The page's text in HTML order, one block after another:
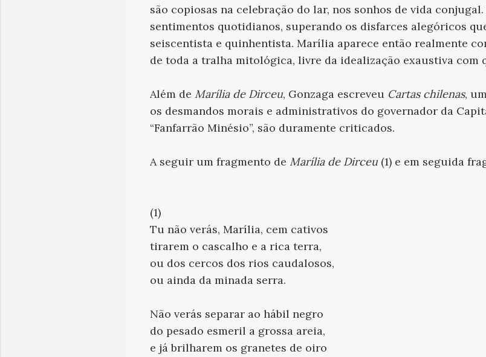
são copiosas na celebração do lar, nos sonhos de vida
sentimentos quotidianos, superando os disfarces alegóricos
seiscentista e quinhentista. Marília aparece então realmente
de toda a tralha mitológica, livre da idealização exaustiva com
Além de Marília de Dirceu, Gonzaga escreveu Cartas chilenas,
os desmandos morais e administrativos do governador da
“Fanfarrão Minésio”, são duramente criticados.
A seguir um fragmento de Marília de Dirceu(1) e em seguida
(1)
Tu não verás, Marília, cem cativos
tirarem o cascalho e a rica terra,
ou dos cercos dos rios caudalosos,
ou ainda da minada serra.
Não verás separar ao hábil negro
do pesado esmeril a grossa areia,
e já brilharem os granetes de oiro